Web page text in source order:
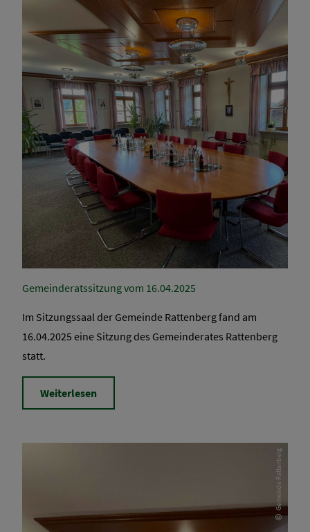
Gemeinderatssitzung vom 16.04.2025
Im Sitzungssaal der Gemeinde Rattenberg fand am
16.04.2025 eine Sitzung des Gemeinderates Rattenberg
statt.
Weiterlesen
Gemeinde Rattenberg